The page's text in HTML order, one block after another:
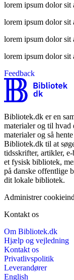
lorem ipsum dolor sit
lorem ipsum dolor sit
lorem ipsum dolor sit
lorem ipsum dolor sit
Feedback
Bibliotek.dk er en
materialer og til
materialer og så
Bibliotek.dk til at
tidsskrifter, artikler,
et fysisk bibliotek,
på danske offentlige
dit lokale bibliotek.
Administrer
Kontakt os
Om Bibliotek.dk
Hjælp og vejledning
Kontakt os
Privatlivspolitik
Leverandører
English